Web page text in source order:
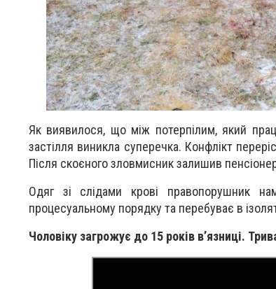
Як виявилося, що між потерпілим, який
застілля виникла суперечка. Конфлікт
Після скоєного зловмисник залишив
Одяг зі слідами крові правопорушник
процесуальному порядку та перебуває в
Чоловіку загрожує до 15 років в’язниці.